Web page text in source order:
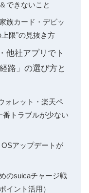
できないこと
族カード・デビッ
限”の見抜き方
他社アプリでト
路」の選び方と
ォレット・楽天ペ
トラブルが少ない
アップデートが
のsuicaチャージ戦
イント活用）